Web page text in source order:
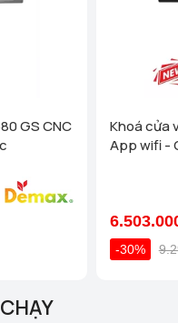
vân tay bằng sinh trắc học
đơn giản phù hợp mới
GS CNC
Khoá cửa
App wifi -
-30%